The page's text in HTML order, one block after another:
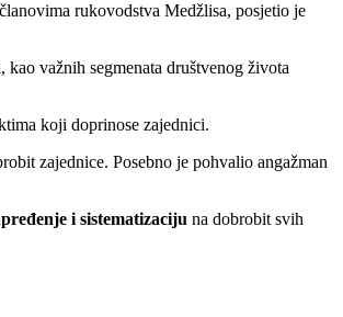
rukovodstva Medžlisa, posjetio je
, kao važnih segmenata društvenog života
koji doprinose zajednici.
zajednice. Posebno je pohvalio angažman
i sistematizaciju na dobrobit svih